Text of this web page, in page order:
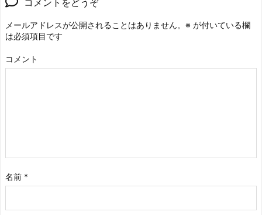
コメントをどうぞ
メールアドレスが公開されることはありません。 ※ が付いている欄
は必須項目です
コメント
名前 *